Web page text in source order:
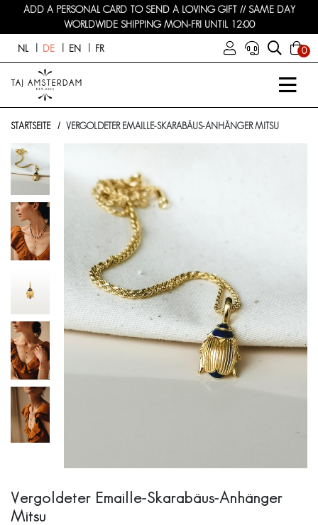
ADD A PERSONAL CARD TO SEND A LOVING GIFT // SAME DAY
WORLDWIDE SHIPPING MON-FRI UNTIL 12:00
NL DE EN FR 0
STARTSEITE VERGOLDETER EMAILLE-SKARABÄUS-ANHÄNGER MITSU
Vergoldeter Emaille-Skarabäus-Anhänger
Mitsu